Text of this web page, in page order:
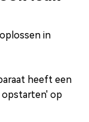
in
heeft een
opstarten' op